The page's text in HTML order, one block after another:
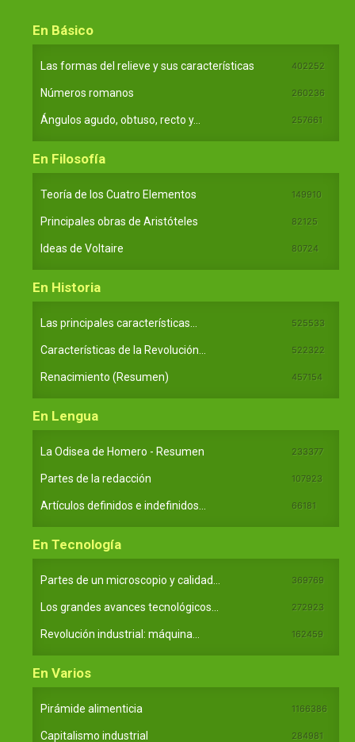
En Básico
Las formas del relieve y sus características 402252
Números romanos 260236
Ángulos agudo, obtuso, recto y... 257661
En Filosofía
Teoría de los Cuatro Elementos 149910
Principales obras de Aristóteles 82125
Ideas de Voltaire 80724
En Historia
Las principales características... 525533
Características de la Revolución... 522322
Renacimiento (Resumen) 457154
En Lengua
La Odisea de Homero - Resumen 233377
Partes de la redacción 107923
Artículos definidos e indefinidos... 66181
En Tecnología
Partes de un microscopio y calidad... 369769
Los grandes avances tecnológicos... 272923
Revolución industrial: máquina... 162459
En Varios
Pirámide alimenticia 1166386
Capitalismo industrial 284981